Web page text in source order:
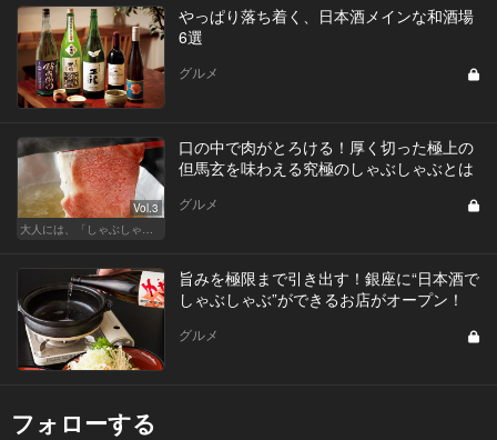
やっぱり落ち着く、日本酒メインな和酒場
6選
グルメ
Vol.3
大人には、「しゃぶしゃぶ」が最近ちょうどいい
口の中で肉がとろける！厚く切った極上の
但馬玄を味わえる究極のしゃぶしゃぶとは
グルメ
旨みを極限まで引き出す！銀座に“日本酒で
しゃぶしゃぶ”ができるお店がオープン！
グルメ
フォローする